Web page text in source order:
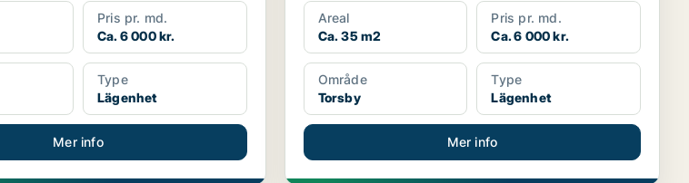
Pris pr. md.
Ca. 6 000 kr.
Type
Lägenhet
Mer info
Areal
Ca. 35 m2
Pris pr. md.
Ca. 6 000 kr.
Område
Torsby
Type
Lägenhet
Mer info